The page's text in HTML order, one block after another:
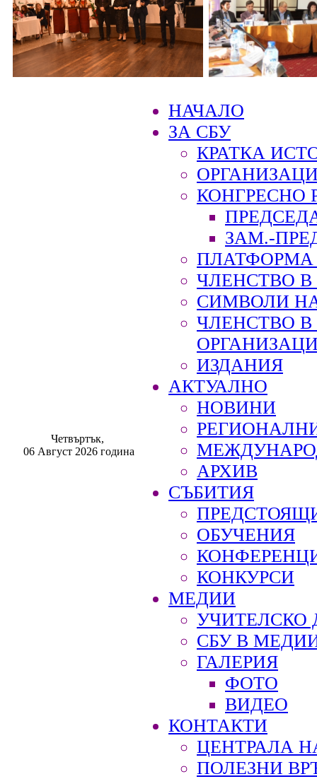
Четвъртък,
06 Август 2026 година
НАЧАЛО
ЗА СБУ
КРАТКА
КОНГРЕСНО
ЗАМ.-
ПЛАТФОРМА
ЧЛЕНСТВО В
СИМВОЛИ
ЧЛЕНСТВО
ИЗДАНИЯ
АКТУАЛНО
НОВИНИ
АРХИВ
СЪБИТИЯ
ОБУЧЕНИЯ
КОНКУРСИ
МЕДИИ
УЧИТЕЛСКО
СБУ В
ГАЛЕРИЯ
ФОТО
ВИДЕО
КОНТАКТИ
ЦЕНТРАЛА
ПОЛЕЗНИ